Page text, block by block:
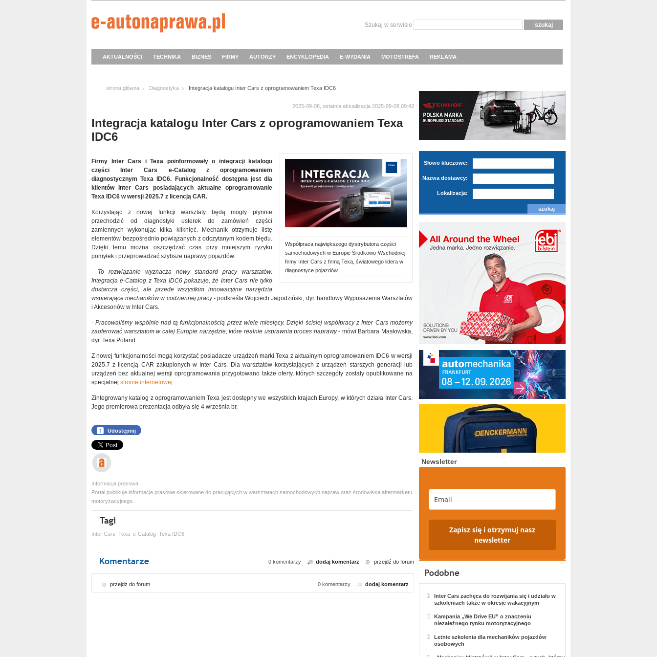
Szukaj w serwisie
AKTUALNOŚCI TECHNIKA BIZNES FIRMY AUTORZY ENCYKLOPEDIA E-WYDANIA MOTOSTREFA REKLAMA
strona główna Diagnostyka Integracja katalogu Inter Cars z oprogramowaniem Texa IDC6
2025-09-08, ostatnia aktualizacja 2025-09-08 09:42
Integracja katalogu Inter Cars z oprogramowaniem Texa
IDC6
Współpraca największego dystrybutora części
samochodowych w Europie Środkowo-Wschodniej
firmy Inter Cars z firmą Texa, światowego lidera w
diagnostyce pojazdów
Firmy Inter Cars i Texa poinformowały o integracji katalogu
części Inter Cars e-Catalog z oprogramowaniem
diagnostycznym Texa IDC6. Funkcjonalność dostępna jest dla
klientów Inter Cars posiadających aktualne oprogramowanie
Texa IDC6 w wersji 2025.7 z licencją CAR.
Korzystając z nowej funkcji warsztaty będą mogły płynnie
przechodzić od diagnostyki usterek do zamówień części
zamiennych wykonując kilka kliknięć. Mechanik otrzymuje listę
elementów bezpośrednio powiązanych z odczytanym kodem błędu.
Dzięki temu można oszczędzać czas przy mniejszym ryzyku
pomyłek i przeprowadzać szybsze naprawy pojazdów.
- To rozwiązanie wyznacza nowy standard pracy warsztatów.
Integracja e-Catalog z Texa IDC6 pokazuje, że Inter Cars nie tylko
dostarcza części, ale przede wszystkim innowacyjne narzędzia
wspierające mechaników w codziennej pracy- podkreśla Wojciech Jagodziński, dyr. handlowy Wyposażenia Warsztatów
i Akcesoriów w Inter Cars.
-Pracowaliśmy wspólnie nad tą funkcjonalnością przez wiele miesięcy. Dzięki ścisłej współpracy z Inter Cars możemy
zaoferować warsztatom w całej Europie narzędzie, które realnie usprawnia proces naprawy- mówi Barbara Masłowska,
dyr. Texa Poland.
Z nowej funkcjonalności mogą korzystać posiadacze urządzeń marki Texa z aktualnym oprogramowaniem IDC6 w wersji
2025.7 z licencją CAR zakupionych w Inter Cars. Dla warsztatów korzystających z urządzeń starszych generacji lub
urządzeń bez aktualnej wersji oprogramowania przygotowano także oferty, których szczegóły zostały opublikowane na
specjalnej stronie internetowej.
Zintegrowany katalog z oprogramowaniem Texa jest dostępny we wszystkich krajach Europy, w których działa Inter Cars.
Jego premierowa prezentacja odbyła się 4 września br.
f Udostępnij
Informacja prasowa
Portal publikuje informacje prasowe skierowane do pracujących w warsztatach samochodowych napraw oraz środowiska aftermarketu
motoryzacyjnego.
Inter Cars Texa e-Catalog Texa IDC6
0 komentarzy dodaj komentarz przejdź do forum
przejdź do forum 0 komentarzy dodaj komentarz
Słowo kluczowe:
Nazwa dostawcy:
Lokalizacja:
Newsletter
Zapisz się i otrzymuj nasz
newsletter
Inter Cars zachęca do rozwijania się i udziału w
szkoleniach także w okresie wakacyjnym
Kampania „We Drive EU” o znaczeniu
niezależnego rynku motoryzacyjnego
Letnie szkolenia dla mechaników pojazdów
osobowych